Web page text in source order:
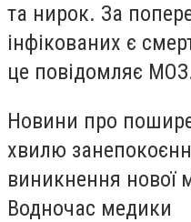
та нирок. За
інфікованих є
це повідомляє
Новини про
хвилю
виникнення нової
Водночас медики